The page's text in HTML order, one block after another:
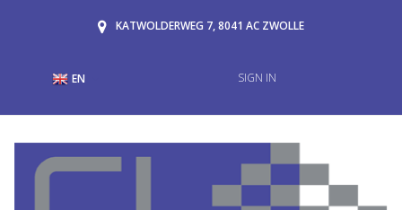
KATWOLDERWEG 7, 8041 AC ZWOLLE
SIGN IN
EN